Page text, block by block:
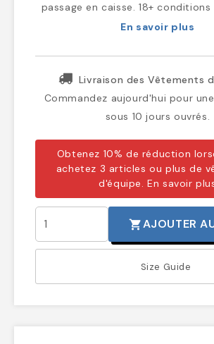
passage en caisse. 18+
En savoir plus
Livraison des Vêtements
Commandez aujourd'hui pour
sous 10 jours ouvrés.
Obtenez 10% de réduction
achetez 3 articles ou plus de
d'équipe.En savoir
shopping_cartAJOUTER
Size Guide